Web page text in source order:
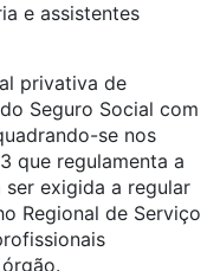
e assistentes
privativa de
Seguro Social com
se nos
que regulamenta a
ser exigida a regular
Regional de Serviço